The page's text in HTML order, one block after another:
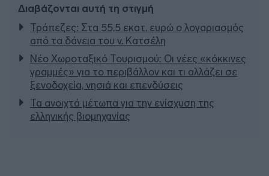
Διαβάζονται αυτή τη στιγμή
Τράπεζες: Στα 55,5 εκατ. ευρώ ο λογαριασμός
από τα δάνεια του ν. Κατσέλη
Νέο Χωροταξικό Τουρισμού: Οι νέες «κόκκινες
γραμμές» για το περιβάλλον και τι αλλάζει σε
ξενοδοχεία, νησιά και επενδύσεις
Τα ανοιχτά μέτωπα για την ενίσχυση της
ελληνικής βιομηχανίας